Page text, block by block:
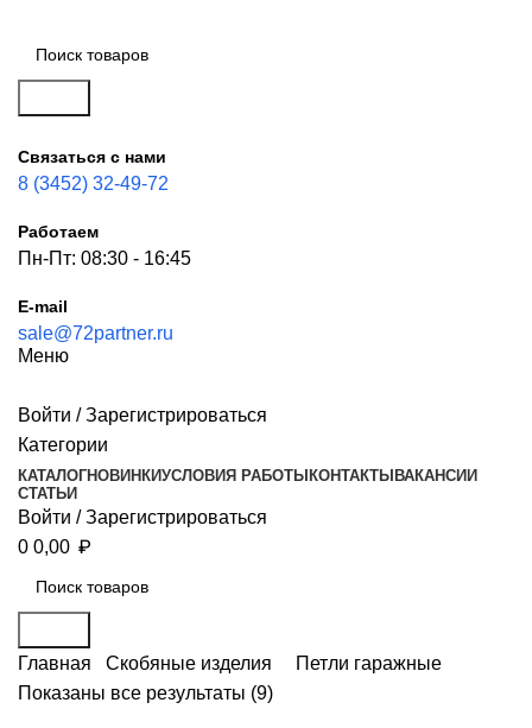
Связаться с нами
8 (3452) 32-49-72
Работаем
Пн-Пт: 08:30 - 16:45
E-mail
sale@72partner.ru
Меню
Войти / Зарегистрироваться
Категории
КАТАЛОГНОВИНКИУСЛОВИЯ РАБОТЫ КОНТАКТЫ ВАКАНСИИ
СТАТЬИ
Войти / Зарегистрироваться
0 0,00 ₽
Главная
Скобяные изделия
Петли гаражные
Показаны все результаты (9)